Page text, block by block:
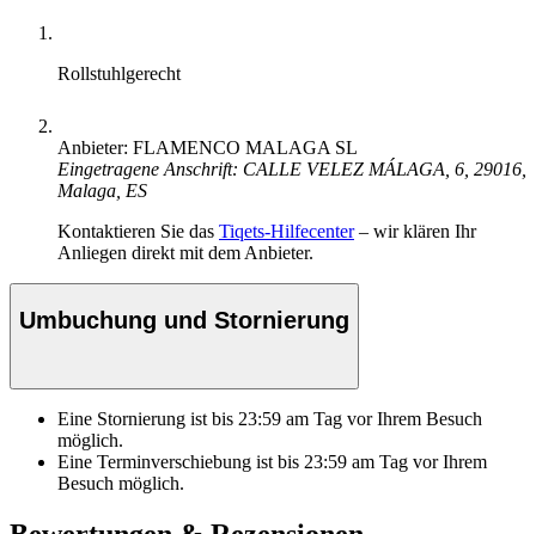
Rollstuhlgerecht
Anbieter: FLAMENCO MALAGA SL
Eingetragene Anschrift: CALLE VELEZ MÁLAGA, 6, 29016,
Malaga, ES
Kontaktieren Sie das Tiqets-Hilfecenter– wir klären Ihr
Anliegen direkt mit dem Anbieter.
Umbuchung und Stornierung
Eine Stornierung ist bis 23:59 am Tag vor Ihrem Besuch
möglich.
Eine Terminverschiebung ist bis 23:59 am Tag vor Ihrem
Besuch möglich.